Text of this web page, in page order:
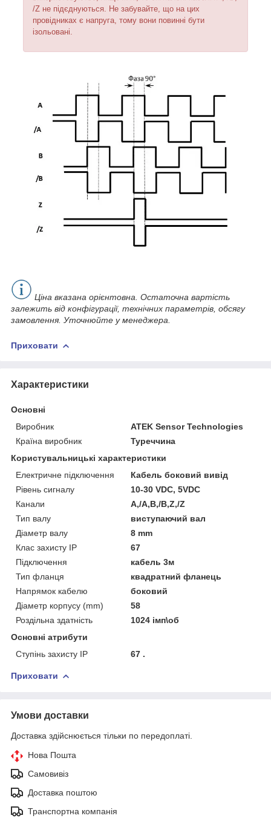
/Z не підєднуються. Не забувайте, що на цих
провідниках є напруга, тому вони повинні бути
ізольовані.
Ціна вказана орієнтовна. Остаточна вартість
залежить від конфігурації, технічних параметрів, обсягу
замовлення. Уточнюйте у менеджера.
Приховати
Характеристики
Основні
Виробник
ATEK Sensor Technologies
Країна виробник
Туреччина
Користувальницькі характеристики
Електричне підключення
Кабель боковий вивід
Рівень сигналу
10-30 VDC, 5VDC
Канали
A,/A,B,/B,Z,/Z
Тип валу
виcтупаючий вал
Діаметр валу
8 mm
Клас захисту ІР
67
Підключення
кабель 3м
Тип фланця
квадратний фланець
Напрямок кабелю
боковий
Діаметр корпусу (mm)
58
Роздільна здатність
1024 імп\об
Основні атрибути
Ступінь захисту IP
67 .
Приховати
Умови доставки
Доставка здійснюється тільки по передоплаті.
Нова Пошта
Самовивіз
Доставка поштою
Транспортна компанія